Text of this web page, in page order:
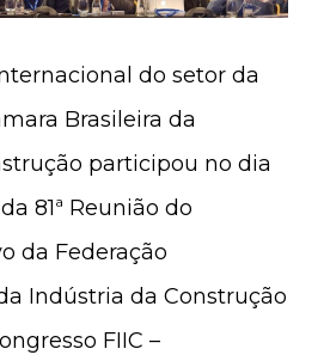
do setor da
Brasileira da
participou no dia
81ª Reunião do
da Federação
Indústria da Construção
FIIC –